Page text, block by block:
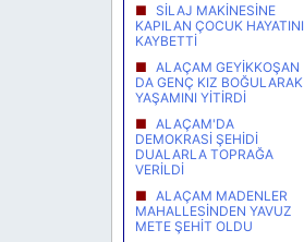
SİLAJ MAKİNESİNE
KAPILAN ÇOCUK HAYATINI
KAYBETTİ
ALAÇAM GEYİKKOŞAN
DA GENÇ KIZ BOĞULARAK
YAŞAMINI YİTİRDİ
ALAÇAM'DA
DEMOKRASİ ŞEHİDİ
DUALARLA TOPRAĞA
VERİLDİ
ALAÇAM MADENLER
MAHALLESİNDEN YAVUZ
METE ŞEHİT OLDU